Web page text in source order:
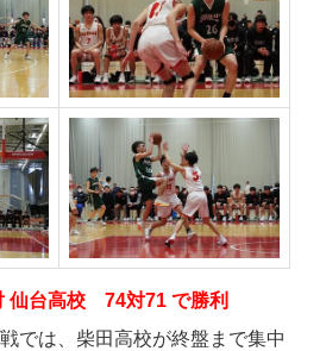
仙台高校 74対71 で勝利
では、柴田高校が終盤まで集中